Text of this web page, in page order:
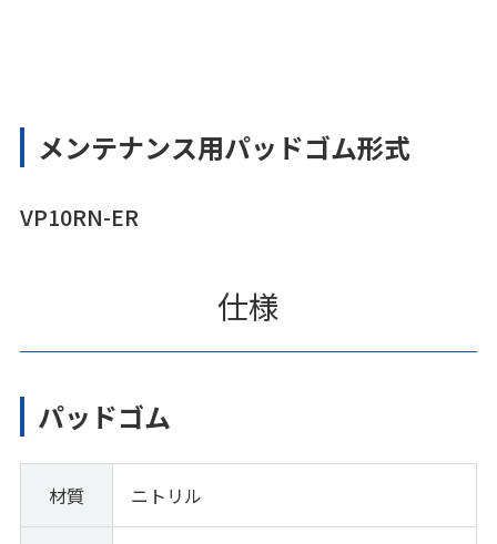
メンテナンス用パッドゴム形式
VP10RN-ER
仕様
パッドゴム
材質 ニトリル